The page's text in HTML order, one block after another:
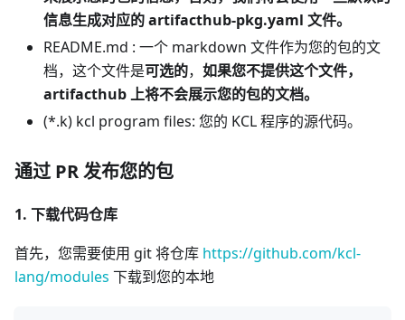
信息生成对应的 artifacthub-pkg.yaml 文件。
README.md : 一个 markdown 文件作为您的包的文
档，这个文件是可选的， 如果您不提供这个文件，
artifacthub 上将不会展示您的包的文档。
(*.k) kcl program files: 您的 KCL 程序的源代码。
通过 PR 发布您的包
1. 下载代码仓库
首先，您需要使用 git 将仓库 https://github.com/kcl-
lang/modules 下载到您的本地